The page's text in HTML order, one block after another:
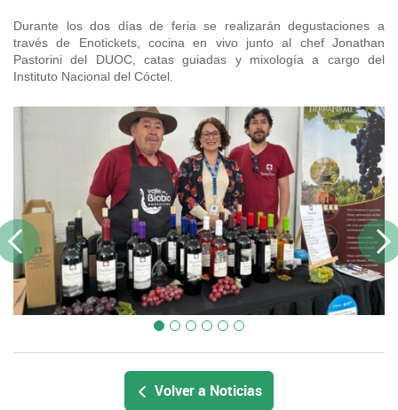
Durante los dos días de feria se realizarán degustaciones a
través de Enotickets, cocina en vivo junto al chef Jonathan
Pastorini del DUOC, catas guiadas y mixología a cargo del
Instituto Nacional del Cóctel.
Next
Volver a Noticias